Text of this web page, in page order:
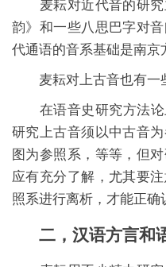
麦耘对近代音的研究
韵》和一些八思巴字对
代通语的音系基础是南京
麦耘对上古音也有一
在语音史研究方法论
研究上古音须以中古音
图为参照系，等等，但
应有充分了解，尤其要
照系进行离析，才能正确
二，汉语方言和